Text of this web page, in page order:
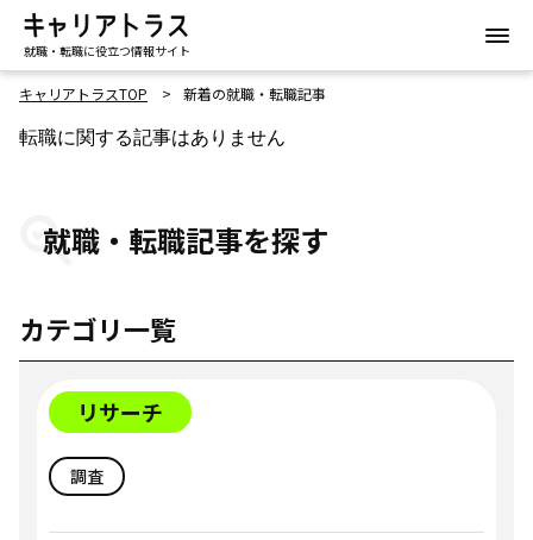
就職・転職に役立つ情報サイト
キャリアトラスTOP 新着の就職・転職記事
転職に関する記事はありません
就職・転職記事を探す
カテゴリ一覧
リサーチ
調査